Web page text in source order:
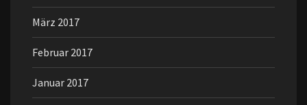
März 2017
Februar 2017
Januar 2017